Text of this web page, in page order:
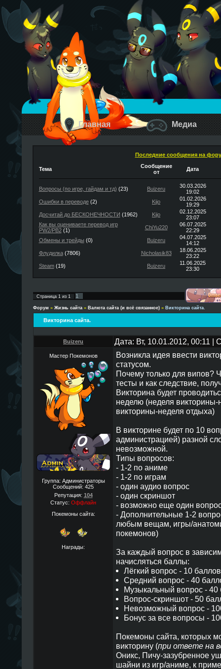
Главная Медиа
Последние сообщения на
Тема
Сообщение
от
Дата
Вопросы (по игре, гайдам и тд) (23) Buizeru
30.03.2026
19:02
Ошибки в переводе(2) Kijo
01.02.2026
19:29
Досчитай до БЕСКОНЕЧНОСТИ (1962) Kijo
02.12.2025
23:07
Как вы оцениваете перевод игр
PW2/PB2(1) ChiYu220
06.07.2025
22:29
Обмены и трейды (0) Buizeru
04.07.2025
14:12
Флудилка(7806) Nicholasik83
18.06.2025
23:22
Steam(19) Buizeru
11.06.2025
23:30
Страница 1из 1 1
Форум » Жизнь сайта » Валюта сайта (и всё связанное) » Викторина сайта.
Викторина сайта.
Buizeru Дата: Вт, 10.01.2012, 00:11
Мастер Покемонов
Группа: Администраторы
Сообщений: 425
Репутация: 104
Статус: Оффлайн
Покемоны сайта:
Награды:
Возникла идея ввести
статусом.
Почему только для випов?
тесты и как следствие,
Викторина будет
неделю (неделя викторины-
викторины-неделя отдыха)
В викторине будет по 10
администрацией) разной
невозможной.
Типы вопросов:
- 1-2 по аниме
- 1-2 по играм
- один аудио вопрос
- один скриншот
- возможно еще один
- Дополнительные 1-2
любым вещам, игры/
покемонов)
За каждый вопрос в
начисляться баллы:
Лёгкий вопрос - 10 баллов
Средний вопрос - 40
Музыкальный вопрос - 40
Вопрос-скриншот - 50
Невозможный вопрос -
Бонус за все вопросы -
Покемоны сайта, которых
викторину (при ответе на
Оникс, Пичу-зазубренное
шайни из игр/аниме, к